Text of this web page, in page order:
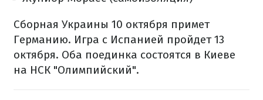
Сборная Украины 10 октября примет
Германию. Игра с Испанией пройдет 13
октября. Оба поединка состоятся в Киеве
на НСК "Олимпийский".